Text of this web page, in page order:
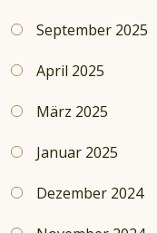
September 2025
April 2025
März 2025
Januar 2025
Dezember 2024